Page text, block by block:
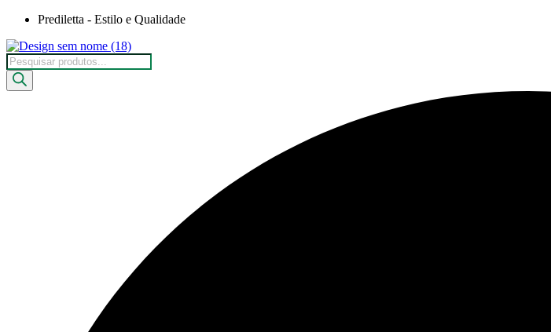
o
conteúdo
Prediletta - Estilo e Qualidade
Pesquisar
produtos